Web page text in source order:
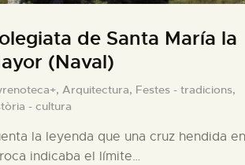
de Santa María la
(Naval)
Arquitectura, Festes - tradicions,
- cultura
la leyenda que una cruz hendida en
indicaba el límite…